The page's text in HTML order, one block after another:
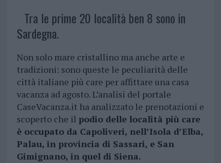
Tra le prime 20 località ben 8 sono in
Sardegna.
Non solo mare cristallino ma anche arte e
tradizioni: sono queste le peculiarità delle
città italiane più care per affittare una casa
vacanza ad agosto. L’analisi del portale
CaseVacanza.it ha analizzato le prenotazioni e
scoperto che il podio delle località più care
è occupato da Capoliveri, nell’Isola d’Elba,
Palau, in provincia di Sassari, e San
Gimignano, in quel di Siena.